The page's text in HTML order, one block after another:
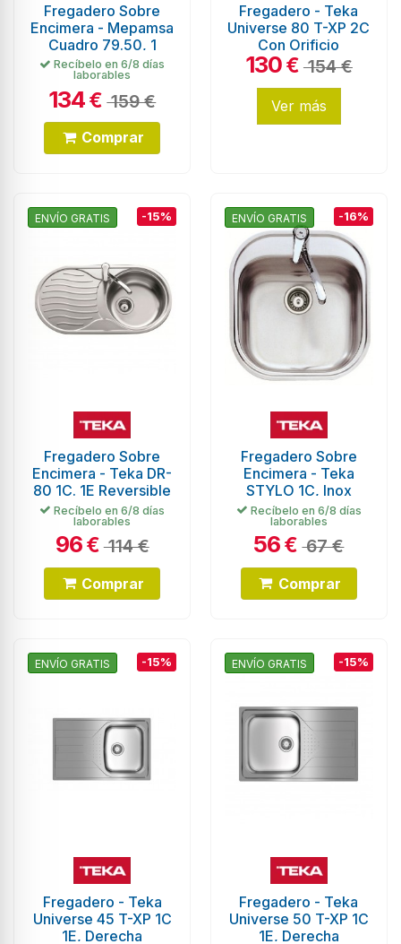
Fregadero Sobre
Encimera - Mepamsa
Cuadro 79.50, 1
Cubeta, Escurridor,
Reversible, Inox
Recíbelo en 6/8 días
laborables
134€ 159 €
Comprar
Fregadero - Teka
Universe 80 T-XP 2C
Con Orificio
130€ 154 €
Ver más
ENVÍO GRATIS -15%
Fregadero Sobre
Encimera - Teka DR-
80 1C. 1E Reversible
Recíbelo en 6/8 días
laborables
96€ 114 €
Comprar
ENVÍO GRATIS -16%
Fregadero Sobre
Encimera - Teka
STYLO 1C, Inox
Recíbelo en 6/8 días
laborables
56€ 67 €
Comprar
ENVÍO GRATIS -15%
Fregadero - Teka
Universe 45 T-XP 1C
1E, Derecha
ENVÍO GRATIS -15%
Fregadero - Teka
Universe 50 T-XP 1C
1E, Derecha